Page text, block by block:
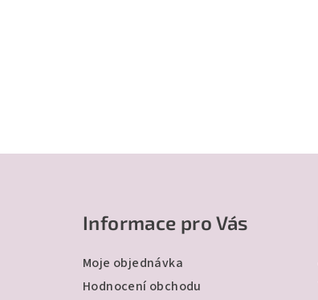
Informace pro Vás
Moje objednávka
Hodnocení obchodu